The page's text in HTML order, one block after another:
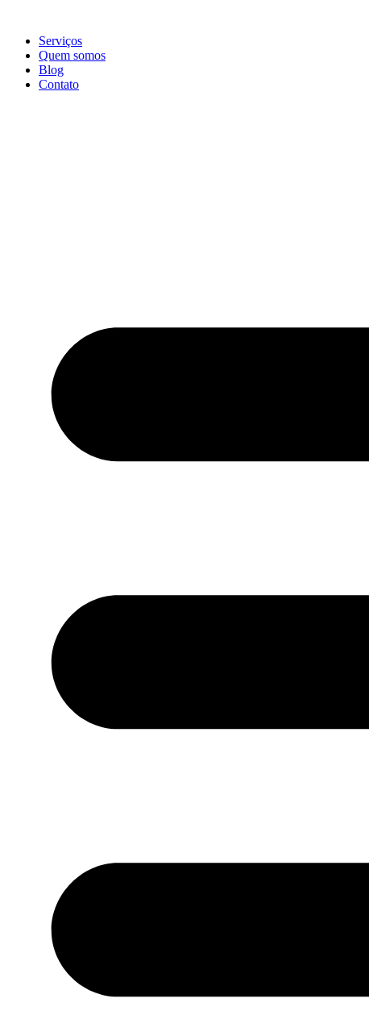
conteúdo
Serviços
Quem somos
Blog
Contato